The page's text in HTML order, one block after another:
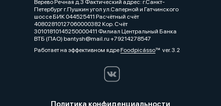
Верево Речная д.3 Фактический адрес: г.Санкт-
Петербург г.Пушкин угол ул.Саперной и Гатчинского
шоссе БИК 044525411 Расчётный счёт
40802810127060000382 Кор. Счёт
30101810145250000411 Филиал Центральный Банка
ВТБ (ПАО) bantysh@mail.ru +79214278547
Работает на эффективном ядреFoodpicássover. 3.2
Политика конфиденциальности